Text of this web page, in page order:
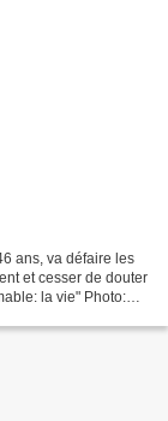
ans, va défaire les
et cesser de douter
la vie" Photo: